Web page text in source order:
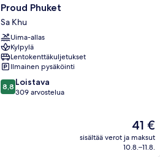
Proud
Phuket
Sa
Khu
Proud Phuket
Sa Khu
Uima-allas
Kylpylä
Lentokenttäkuljetukset
Ilmainen pysäköinti
8.8
kautta
8,8 Loistava
309 arvostelua
Hinta
on
41 €
41 €
sisältää verot ja maksut
10.8.–11.8.